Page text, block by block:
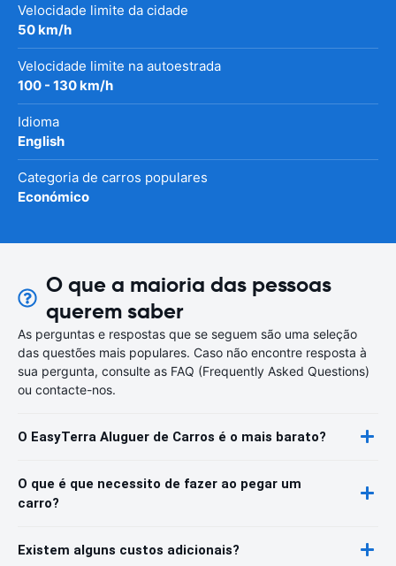
Velocidade limite da cidade
50 km/h
Velocidade limite na autoestrada
100 - 130 km/h
Idioma
English
Categoria de carros populares
Económico
O que a maioria das pessoas
querem saber
As perguntas e respostas que se seguem são uma seleção
das questões mais populares. Caso não encontre resposta à
sua pergunta, consulte as FAQ (Frequently Asked Questions)
ou contacte-nos.
O EasyTerra Aluguer de Carros é o mais barato?
O que é que necessito de fazer ao pegar um
carro?
Existem alguns custos adicionais?